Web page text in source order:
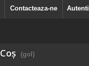
Contacteaza-ne
Coş (gol)